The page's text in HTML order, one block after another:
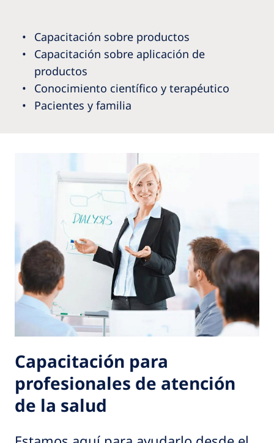
Capacitación sobre productos
Capacitación sobre aplicación de
productos
Conocimiento científico y terapéutico
Pacientes y familia
Capacitación para
profesionales de atención
de la salud